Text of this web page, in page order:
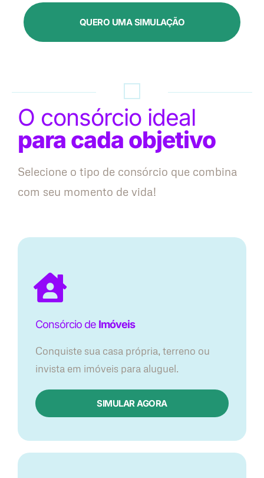
QUERO UMA SIMULAÇÃO
O consórcio ideal
para cada objetivo
Selecione o tipo de consórcio que combina
com seu momento de vida!
Consórcio de Imóveis
Conquiste sua casa própria, terreno ou
invista em imóveis para aluguel.
SIMULAR AGORA​